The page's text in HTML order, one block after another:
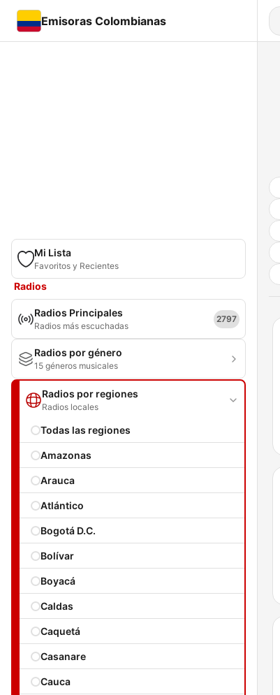
Emisoras Colombianas
Mi Lista
Favoritos y Recientes
Radios
Radios Principales
Radios más escuchadas
2797
Radios por género
15 géneros musicales
Radios por regiones
Radios locales
Todas las regiones
Amazonas
Arauca
Atlántico
Bogotá D.C.
Bolívar
Boyacá
Caldas
Caquetá
Casanare
Cauca